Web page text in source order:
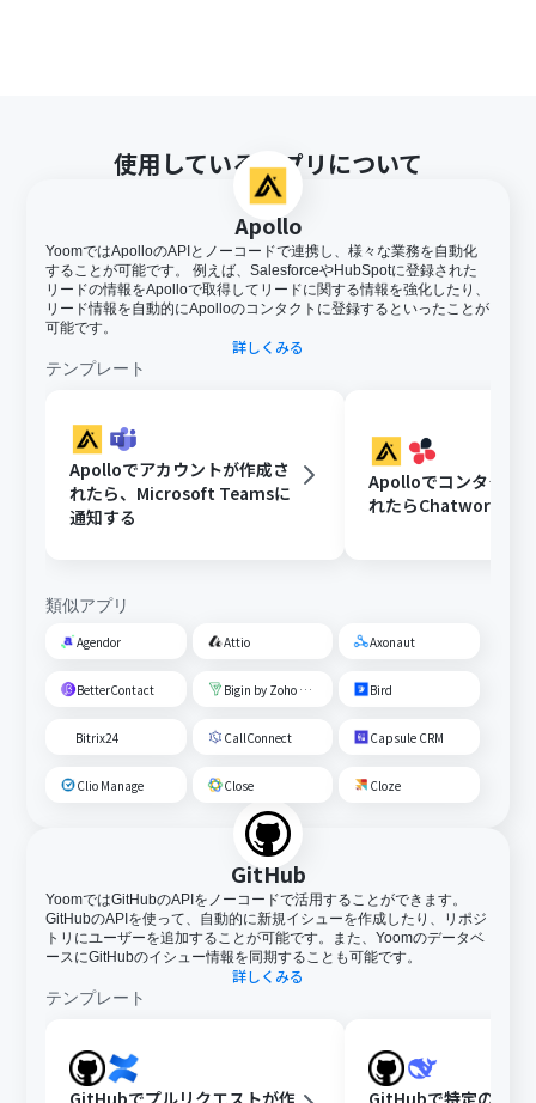
使用しているアプリについて
Apollo
YoomではApolloのAPIとノーコードで連携し、様々な業務を自動化
することが可能です。 例えば、SalesforceやHubSpotに登録された
リードの情報をApolloで取得してリードに関する情報を強化したり、
リード情報を自動的にApolloのコンタクトに登録するといったことが
可能です。
詳しくみる
テンプレート
Apolloでアカウントが作成さ
れたら、Microsoft Teamsに
通知する
Apolloでコンタクト
れたらChatworkに
類似アプリ
Agendor Attio Axonaut
BetterContact Bigin by Zoho CRM Bird
Bitrix24 CallConnect Capsule CRM
Clio Manage Close Cloze
GitHub
YoomではGitHubのAPIをノーコードで活用することができます。
GitHubのAPIを使って、自動的に新規イシューを作成したり、リポジ
トリにユーザーを追加することが可能です。また、Yoomのデータベ
ースにGitHubのイシュー情報を同期することも可能です。
詳しくみる
テンプレート
GitHubでプルリクエストが作
GitHubで特定の